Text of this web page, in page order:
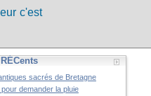
c'est
sacrés de Bretagne
pour demander la pluie